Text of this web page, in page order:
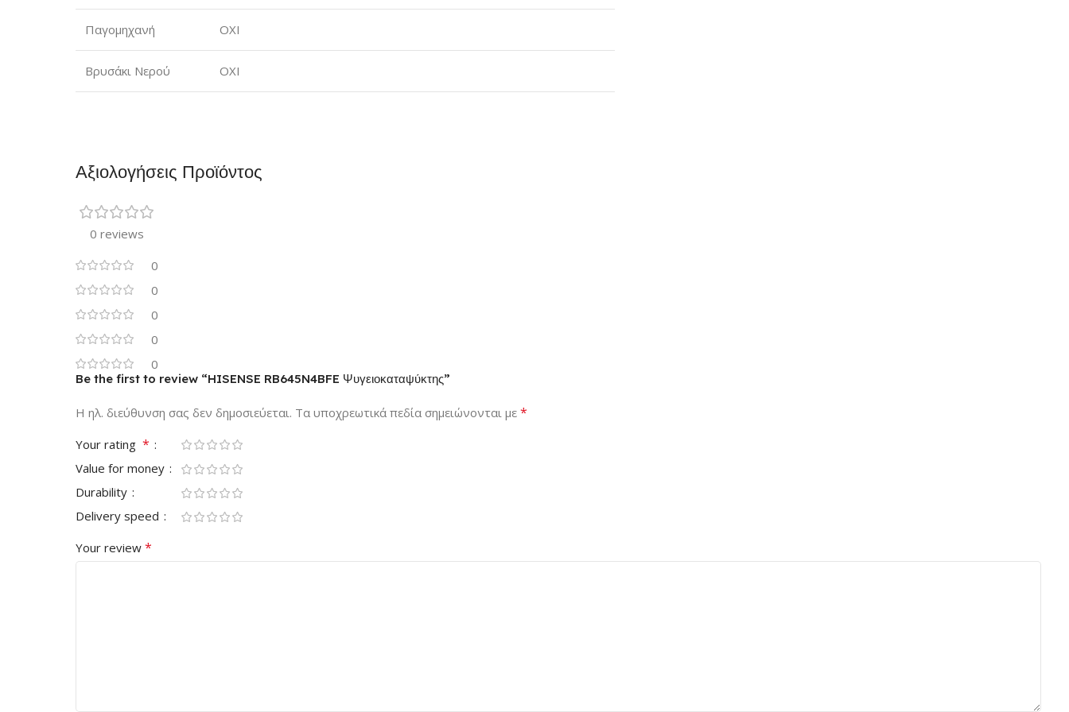
Παγομηχανή ΟΧΙ
Βρυσάκι Νερού ΟΧΙ
Αξιολογήσεις Προϊόντος
0 reviews
0
0
0
0
0
Be the first to review “HISENSE RB645N4BFE Ψυγειοκαταψύκτης”
Η ηλ. διεύθυνση σας δεν δημοσιεύεται. Τα υποχρεωτικά πεδία σημειώνονται με *
Your rating *
Value for money
Durability
Delivery speed
Your review *